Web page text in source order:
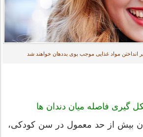
انداختن مواد غذایی موجب بوی بددهان خواهند شد
گیری فاصله میان دندان ها
بیش از حد معمول در سن کودکی،